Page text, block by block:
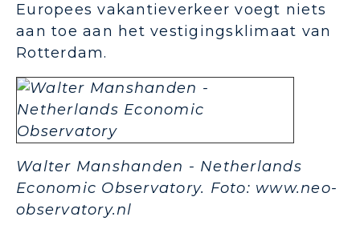
Europees vakantieverkeer voegt niets
aan toe aan het vestigingsklimaat van
Rotterdam.
Walter Manshanden - Netherlands
Economic Observatory. Foto: www.neo-
observatory.nl